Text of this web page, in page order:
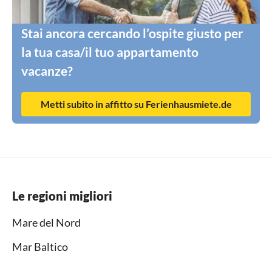
Stai ancora cercando l’ospite giusto per
la tua casa/il tuo appartamento
vacanze?
Metti subito in affitto su Ferienhausmiete.de
Le regioni migliori
Mare del Nord
Mar Baltico